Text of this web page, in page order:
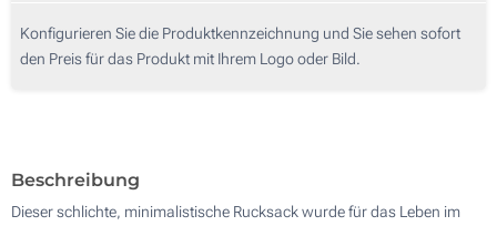
Digitaler Transferdruck in Vollfarbe (Vorderseite)
50
Konfigurieren Sie die Produktkennzeichnung und Sie sehen sofort
den Preis für das Produkt mit Ihrem Logo oder Bild.
Beschreibung
Dieser schlichte, minimalistische Rucksack wurde für das Leben im